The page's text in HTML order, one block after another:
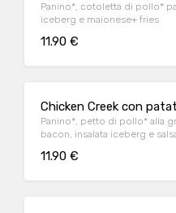
Panino*, cotoletta di pollo*
iceberg e maionese+ fries
11.90 €
Chicken Creek con
Panino*, petto di pollo* alla
bacon, insalata iceberg e
11.90 €